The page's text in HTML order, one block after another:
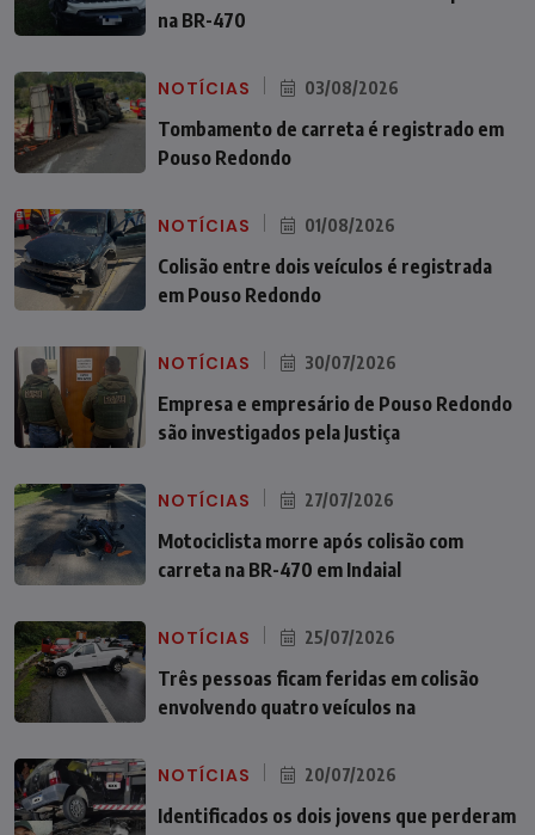
na BR-470
NOTÍCIAS 03/08/2026
Tombamento de carreta é registrado em
Pouso Redondo
NOTÍCIAS 01/08/2026
Colisão entre dois veículos é registrada
em Pouso Redondo
NOTÍCIAS 30/07/2026
Empresa e empresário de Pouso Redondo
são investigados pela Justiça
NOTÍCIAS 27/07/2026
Motociclista morre após colisão com
carreta na BR-470 em Indaial
NOTÍCIAS 25/07/2026
Três pessoas ficam feridas em colisão
envolvendo quatro veículos na
NOTÍCIAS 20/07/2026
Identificados os dois jovens que perderam